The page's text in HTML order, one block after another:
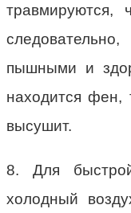
травмируются,
пышными и
находится
высушит.
8. Для
холодный